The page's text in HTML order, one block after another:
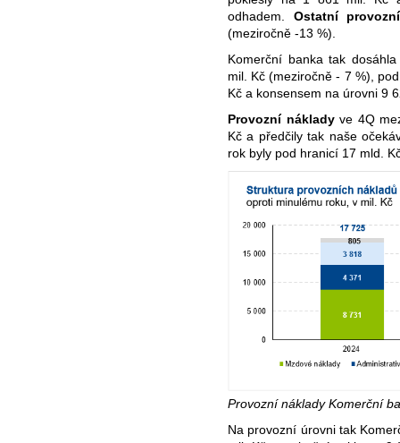
odhadem. Ostatní
(meziročně -13 %).
Komerční banka tak
mil. Kč (meziročně - 7 %),
Kč a konsensem na úrovni 9
Provozní nákladyve 4Q
Kč a předčily tak naše
rok byly pod hranicí 17 mld.
Provozní náklady Komerční
Na provozní úrovni tak